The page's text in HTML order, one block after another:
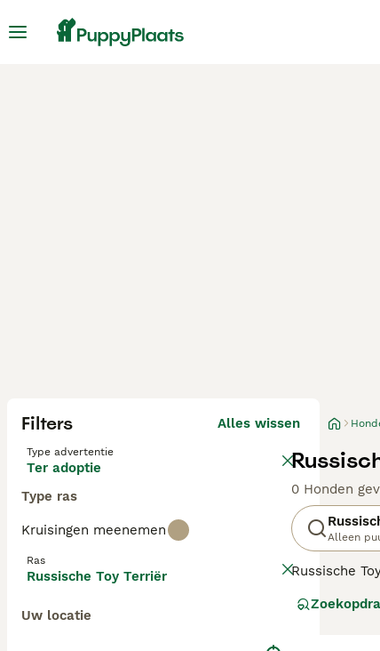
Filters Alles wissen
Type advertentie
Ter adoptie
Type ras
Kruisingen meenemen
Ras
Russische Toy Terriër
Uw locatie
0 Honden
Alleen
Russische
worden bij